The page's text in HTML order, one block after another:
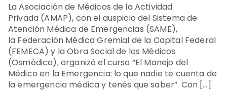
La Asociación de Médicos de la Actividad
Privada (AMAP), con el auspicio del Sistema de
Atención Médica de Emergencias (SAME),
la Federación Médica Gremial de la Capital Federal
(FEMECA) y la Obra Social de los Médicos
(Osmédica), organizó el curso “El Manejo del
Médico en la Emergencia: lo que nadie te cuenta de
la emergencia médica y tenés que saber”. Con […]